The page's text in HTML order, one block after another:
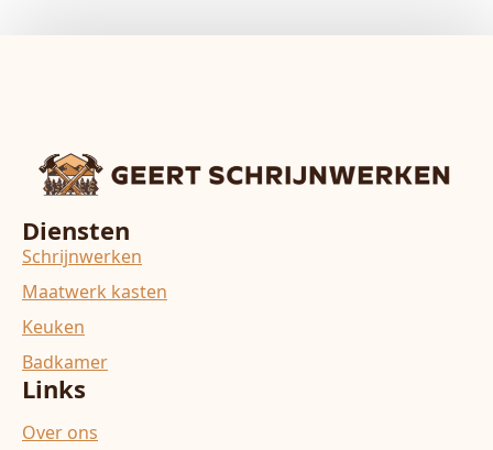
Diensten
Schrijnwerken
Maatwerk kasten
Keuken
Badkamer
Links
Over ons